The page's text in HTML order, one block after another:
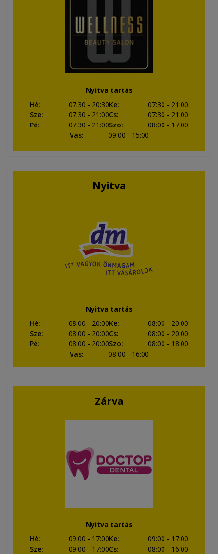
Nyitva tartás
Hé: 07:30 - 20:30Ke: 07:30 - 21:00
Sze: 07:30 - 21:00Cs: 07:30 - 21:00
Pé: 07:30 - 21:00Szo: 08:00 - 17:00
Vas: 09:00 - 15:00
Nyitva
Nyitva tartás
Hé: 08:00 - 20:00Ke: 08:00 - 20:00
Sze: 08:00 - 20:00Cs: 08:00 - 20:00
Pé: 08:00 - 20:00Szo: 08:00 - 18:00
Vas: 08:00 - 16:00
Zárva
Nyitva tartás
Hé: 09:00 - 17:00Ke: 09:00 - 17:00
Sze: 09:00 - 17:00Cs: 08:00 - 16:00